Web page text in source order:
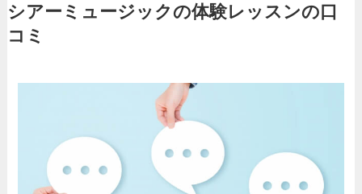
シアーミュージックの体験レッスンの口
コミ